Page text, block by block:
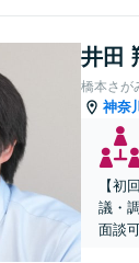
井田
橋本さが
神奈
【初
議・
面談